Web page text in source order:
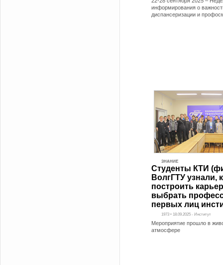
информирования о
диспансеризации и
ЗНАНИЕ
Студенты КТИ
ВолгГТУ узнали,
построить
выбрать
первых лиц
1973 • 18.09.2025 - Институт
Мероприятие прошло в
атмосфере